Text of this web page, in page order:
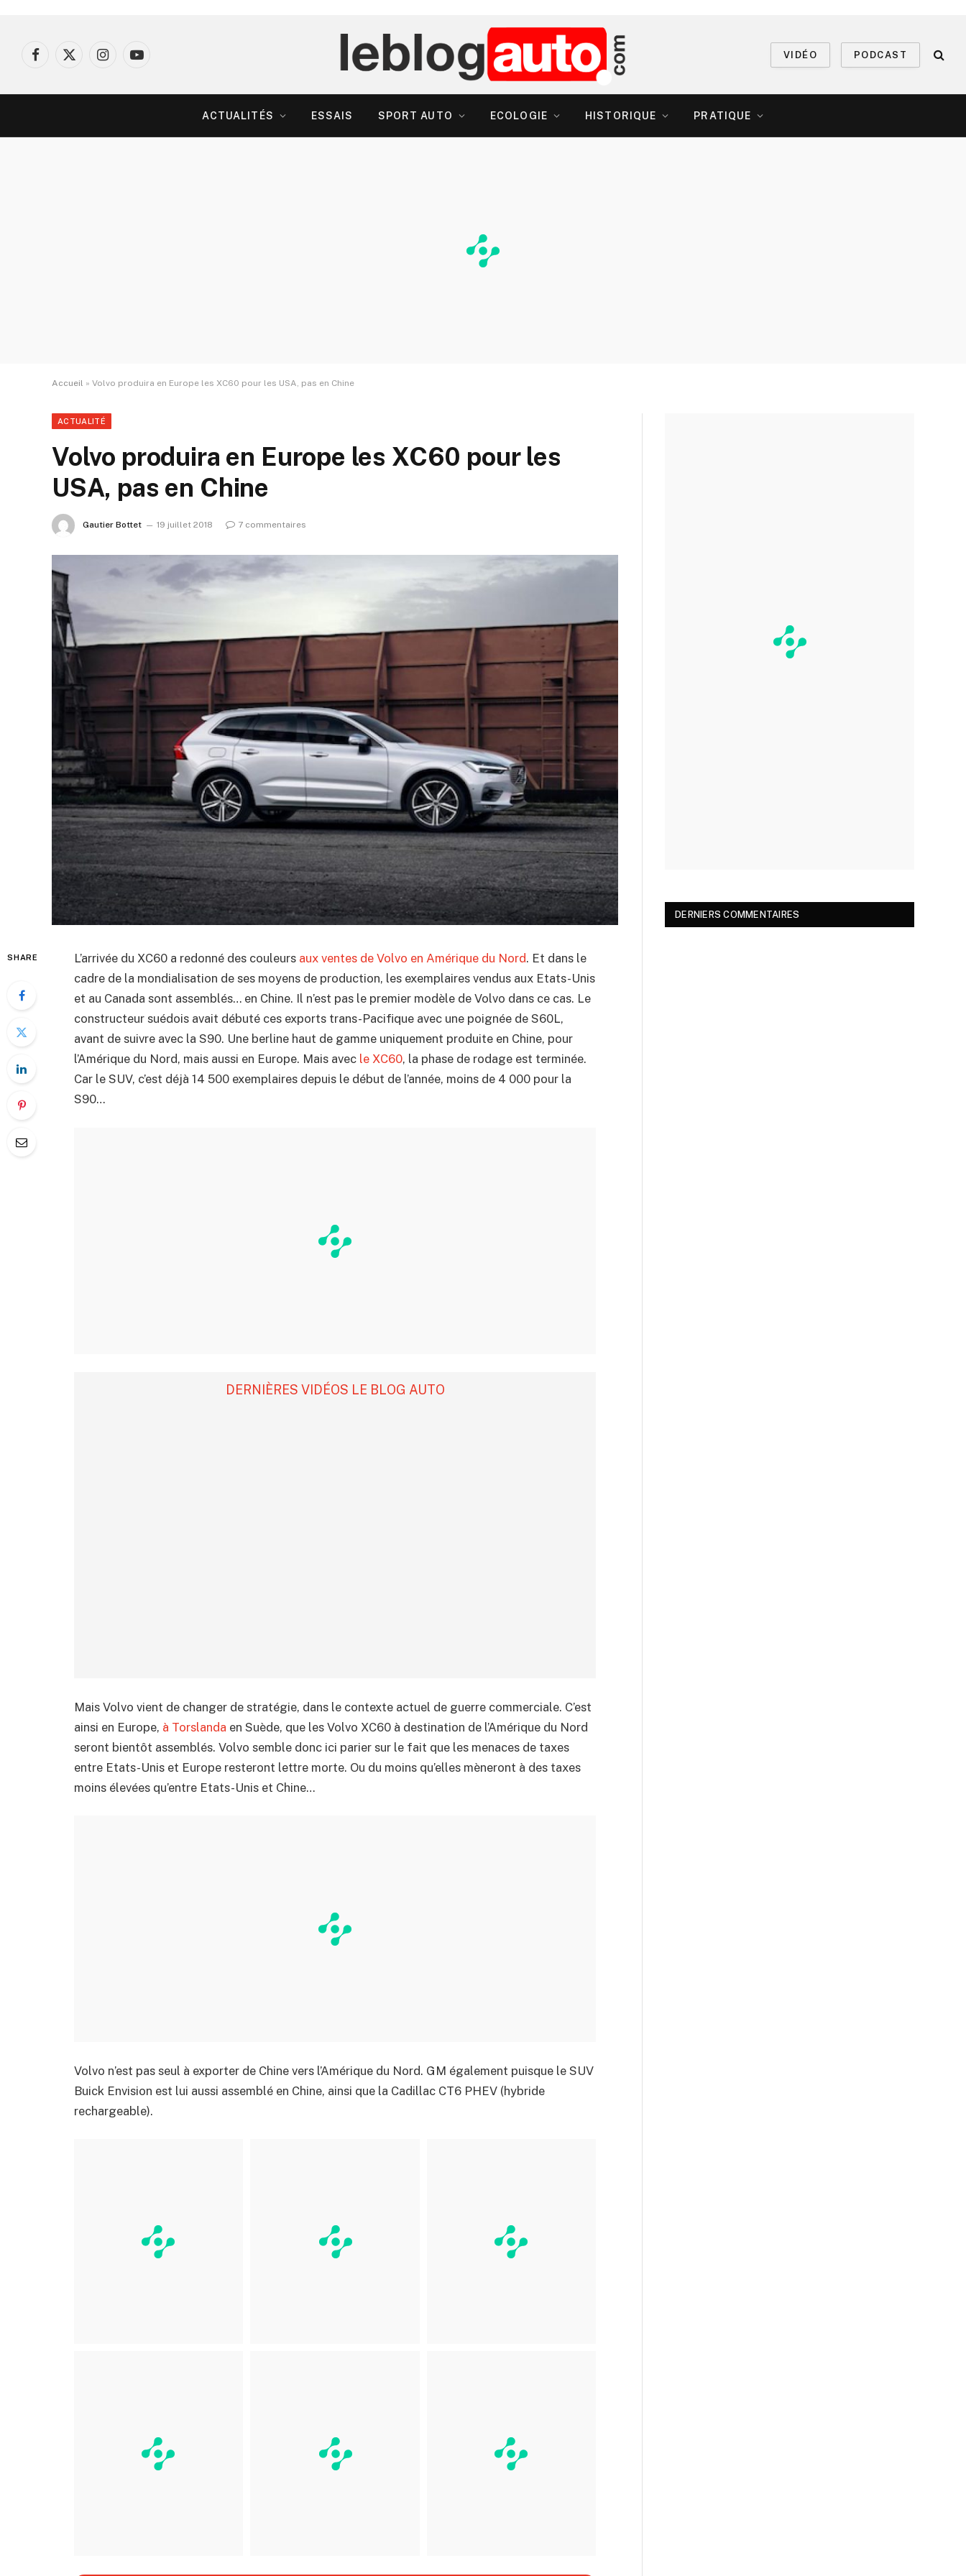
Facebook
X
InstagramYouTube
VIDÉO PODCAST
ACTUALITÉS ESSAIS SPORT AUTO ECOLOGIE HISTORIQUE PRATIQUE
Accueil » Volvo produira en Europe les XC60 pour les USA, pas en Chine
ACTUALITÉ
Volvo produira en Europe les XC60 pour les
USA, pas en Chine
Gautier Bottet 19 juillet 2018 7 commentaires
SHARE L’arrivée du XC60 a redonné des couleurs aux ventes de Volvo en Amérique du Nord. Et dans le
cadre de la mondialisation de ses moyens de production, les exemplaires vendus aux Etats-Unis
et au Canada sont assemblés… en Chine. Il n’est pas le premier modèle de Volvo dans ce cas. Le
constructeur suédois avait débuté ces exports trans-Pacifique avec une poignée de S60L,
avant de suivre avec la S90. Une berline haut de gamme uniquement produite en Chine, pour
l’Amérique du Nord, mais aussi en Europe. Mais avec le XC60, la phase de rodage est terminée.
Car le SUV, c’est déjà 14 500 exemplaires depuis le début de l’année, moins de 4 000 pour la
S90…
DERNIÈRES VIDÉOS LE BLOG AUTO
Mais Volvo vient de changer de stratégie, dans le contexte actuel de guerre commerciale. C’est
ainsi en Europe, à Torslanda en Suède, que les Volvo XC60 à destination de l’Amérique du Nord
seront bientôt assemblés. Volvo semble donc ici parier sur le fait que les menaces de taxes
entre Etats-Unis et Europe resteront lettre morte. Ou du moins qu’elles mèneront à des taxes
moins élevées qu’entre Etats-Unis et Chine…
Volvo n’est pas seul à exporter de Chine vers l’Amérique du Nord. GM également puisque le SUV
Buick Envision est lui aussi assemblé en Chine, ainsi que la Cadillac CT6 PHEV (hybride
rechargeable).
DERNIERS COMMENTAIRES